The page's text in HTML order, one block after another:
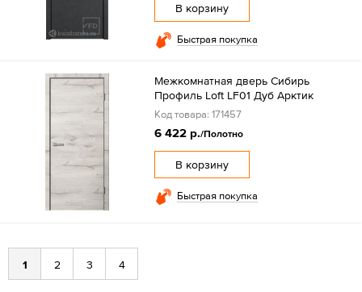
В корзину
Быстрая покупка
Межкомнатная дверь Сибирь
Профиль Loft LF01 Дуб Арктик
Код товара: 171457
6 422 р./Полотно
В корзину
Быстрая покупка
1 2 3 4